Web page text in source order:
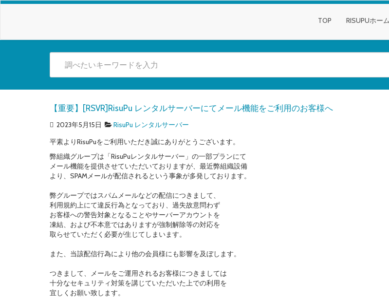
TOP RISUPUホー
【重要】[RSVR]RisuPu レンタルサーバーにてメール機能をご利用のお客様へ
2023年5月15日
RisuPu レンタルサーバー
平素よりRisuPuをご利用いただき誠にありがとうございます。
弊組織グループは「RisuPuレンタルサーバー」の一部プランにて
メール機能を提供させていただいておりますが、最近弊組織設備
より、SPAMメールが配信されるという事象が多発しております。
弊グループではスパムメールなどの配信につきまして、
利用規約上にて違反行為となっており、過失故意問わず
お客様への警告対象となることやサーバーアカウントを
凍結、および不本意ではありますが強制解除等の対応を
取らせていただく必要が生じてしまいます。
また、当該配信行為により他の会員様にも影響を及ぼします。
つきまして、メールをご運用されるお客様につきましては
十分なセキュリティ対策を講じていただいた上での利用を
宜しくお願い致します。